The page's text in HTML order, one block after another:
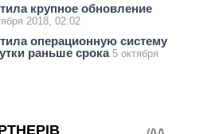
крупное обновление
2018, 02:02
операционную систему
раньше срока 5 октября